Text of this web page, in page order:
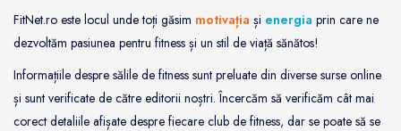
FitNet.ro este locul unde toți găsim motivația și energia prin care ne
dezvoltăm pasiunea pentru fitness și un stil de viață sănătos!
Informațiile despre sălile de fitness sunt preluate din diverse surse online
și sunt verificate de către editorii noștri. Încercăm să verificăm cât mai
corect detaliile afișate despre fiecare club de fitness, dar se poate să se